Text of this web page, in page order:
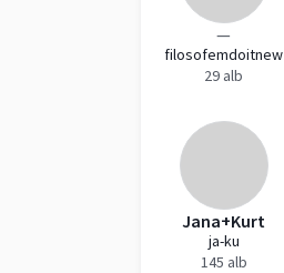
—
filosofemdoitnew
29 alb
Jana+Kurt
ja-ku
145 alb